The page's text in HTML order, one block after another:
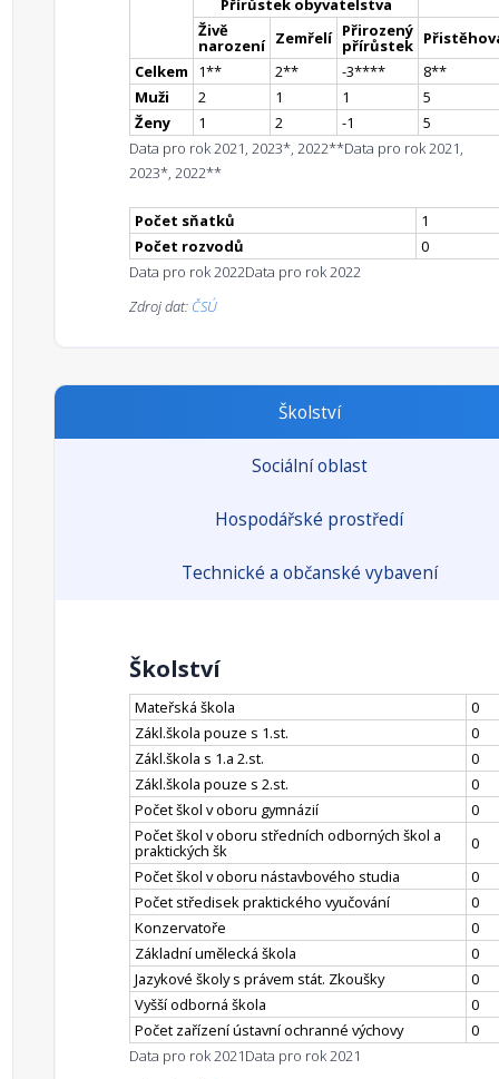
Přírůstek obyvatelstva
Živě
narození Zemřelí Přirozený
přírůstek
Celkem
1** 2** -3**** 8**
Muži
2 1 1
5
Ženy
1 2 -1
5
Data pro rok 2021, 2023*, 2022**Data pro rok 2021,
2023*, 2022**
Počet sňatků
1
Počet rozvodů
0
Data pro rok 2022Data pro rok 2022
Zdroj dat: ČSÚ
Školství
Sociální oblast
Hospodářské prostředí
Technické a občanské vybavení
Školství
Mateřská škola
0
Zákl.škola pouze s 1.st.
0
Zákl.škola s 1.a 2.st.
0
Zákl.škola pouze s 2.st.
0
Počet škol v oboru gymnázií
0
Počet škol v oboru středních odborných škol a
praktických šk
0
Počet škol v oboru nástavbového studia
0
Počet středisek praktického vyučování
0
Konzervatoře
0
Základní umělecká škola
0
Jazykové školy s právem stát. Zkoušky
0
Vyšší odborná škola
0
Počet zařízení ústavní ochranné výchovy
0
Data pro rok 2021Data pro rok 2021